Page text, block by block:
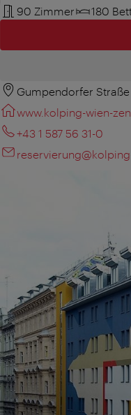
90 Zimmer
180
Gumpendorfer
www.kolping-wien-
+43 1 587 56 31-0